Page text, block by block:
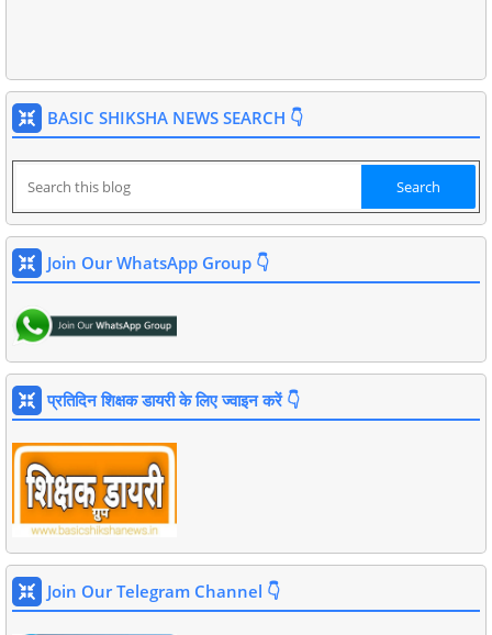
BASIC SHIKSHA NEWS SEARCH 👇
Join Our WhatsApp Group 👇
प्रतिदिन शिक्षक डायरी के लिए ज्वाइन करें 👇
Join Our Telegram Channel 👇